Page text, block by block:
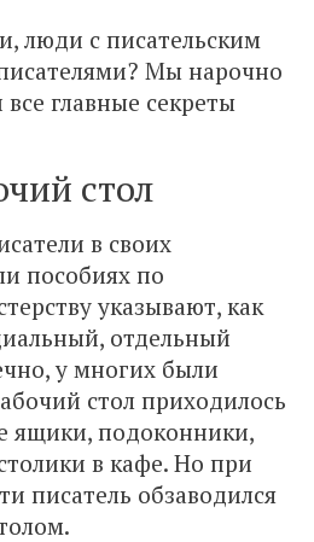
люди с писательским
Мы нарочно
все главные секреты
стол
в своих
пособиях по
указывают, как
отдельный
у многих были
стол приходилось
ящики, подоконники,
в кафе. Но при
писатель обзаводился